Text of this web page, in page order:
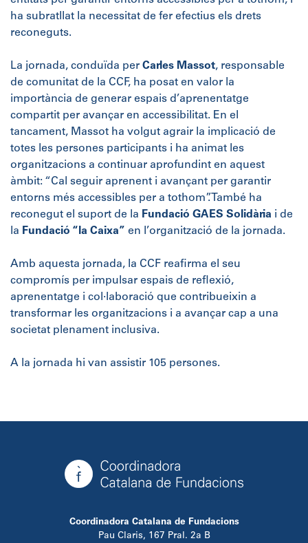
ha subratllat la necessitat de fer efectius els drets
reconeguts.
La jornada, conduïda per Carles Massot, responsable
de comunitat de la CCF, ha posat en valor la
importància de generar espais d’aprenentatge
compartit per avançar en accessibilitat. En el
tancament, Massot ha volgut agrair la implicació de
totes les persones participants i ha animat les
organitzacions a continuar aprofundint en aquest
àmbit: “Cal seguir aprenent i avançant per garantir
entorns més accessibles per a tothom”. També ha
reconegut el suport de la Fundació GAES Solidària i de
la Fundació “la Caixa” en l’organització de la jornada.
Amb aquesta jornada, la CCF reafirma el seu
compromís per impulsar espais de reflexió,
aprenentatge i col·laboració que contribueixin a
transformar les organitzacions i a avançar cap a una
societat plenament inclusiva.
A la jornada hi van assistir 105 persones.
Coordinadora Catalana de Fundacions
Pau Claris, 167 Pral. 2a B